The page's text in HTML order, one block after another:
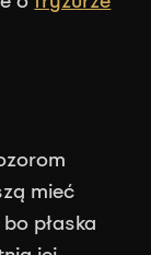
mieć
płaska